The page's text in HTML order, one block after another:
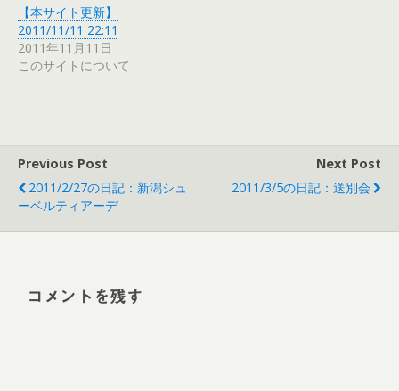
【本サイト更新】
2011/11/11 22:11
2011年11月11日
このサイトについて
Previous Post
2011/2/27の日記：新潟シュ
ーベルティアーデ
Next Post
2011/3/5の日記：送別会
コメントを残す